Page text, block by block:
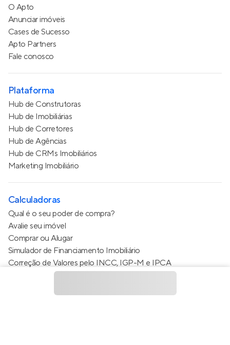
O Apto
Anunciar imóveis
Cases de Sucesso
Apto Partners
Fale conosco
Plataforma
Hub de Construtoras
Hub de Imobiliárias
Hub de Corretores
Hub de Agências
Hub de CRMs Imobiliários
Marketing Imobiliário
Calculadoras
Qual é o seu poder de compra?
Avalie seu imóvel
Comprar ou Alugar
Simulador de Financiamento Imobiliário
Correção de Valores pelo INCC, IGP-M e IPCA
Estimativa de valor do condomínio